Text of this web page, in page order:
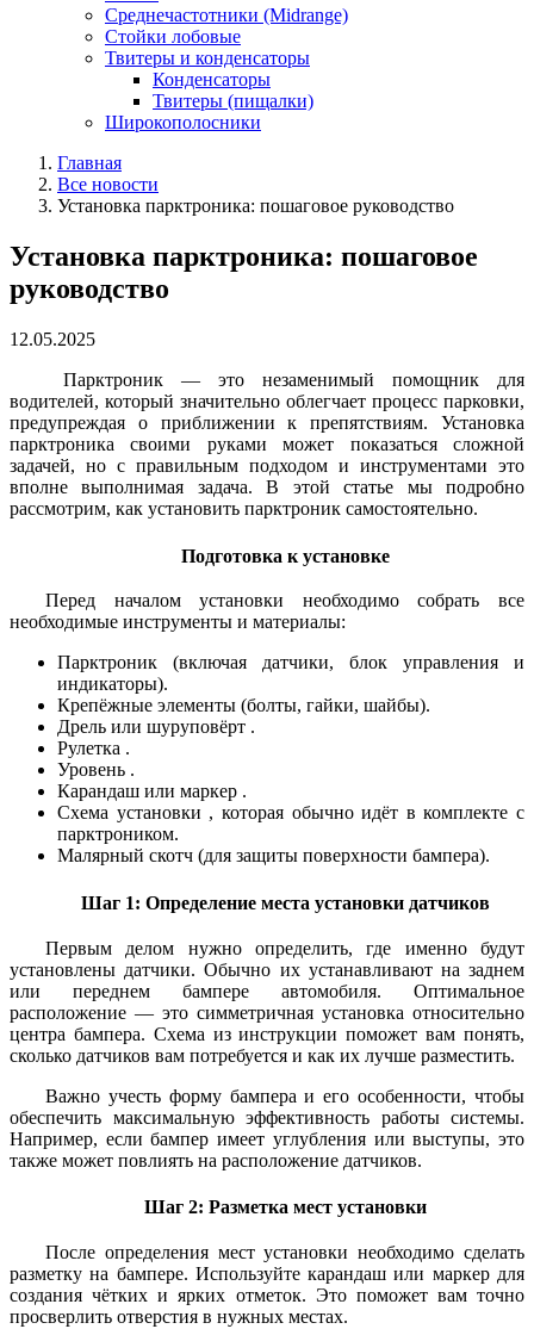
Среднечастотники (Midrange)
Стойки лобовые
Твитеры и конденсаторы
Конденсаторы
Твитеры (пищалки)
Широкополосники
Главная
Все новости
Установка парктроника: пошаговое руководство
Установка парктроника: пошаговое
руководство
12.05.2025
Парктроник — это незаменимый помощник для
водителей, который значительно облегчает процесс парковки,
предупреждая о приближении к препятствиям. Установка
парктроника своими руками может показаться сложной
задачей, но с правильным подходом и инструментами это
вполне выполнимая задача. В этой статье мы подробно
рассмотрим, как установить парктроник самостоятельно.
Подготовка к установке
Перед началом установки необходимо собрать все
необходимые инструменты и материалы:
Парктроник (включая датчики, блок управления и
индикаторы).
Крепёжные элементы (болты, гайки, шайбы).
Дрель или шуруповёрт .
Рулетка .
Уровень .
Карандаш или маркер .
Схема установки , которая обычно идёт в комплекте с
парктроником.
Малярный скотч (для защиты поверхности бампера).
Шаг 1: Определение места установки датчиков
Первым делом нужно определить, где именно будут
установлены датчики. Обычно их устанавливают на заднем
или переднем бампере автомобиля. Оптимальное
расположение — это симметричная установка относительно
центра бампера. Схема из инструкции поможет вам понять,
сколько датчиков вам потребуется и как их лучше разместить.
Важно учесть форму бампера и его особенности, чтобы
обеспечить максимальную эффективность работы системы.
Например, если бампер имеет углубления или выступы, это
также может повлиять на расположение датчиков.
Шаг 2: Разметка мест установки
После определения мест установки необходимо сделать
разметку на бампере. Используйте карандаш или маркер для
создания чётких и ярких отметок. Это поможет вам точно
просверлить отверстия в нужных местах.